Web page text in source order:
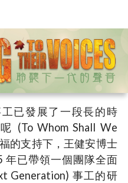
已發展了一段長的時
(To Whom Shall We
的支持下，王健安博士
年已帶領一個團隊全面
Generation) 事工的研